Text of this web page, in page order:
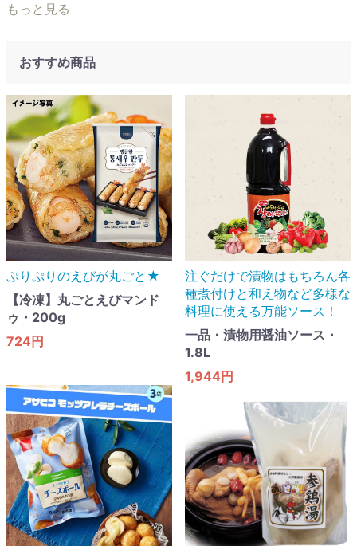
もっと見る
おすすめ商品
ぷりぷりのえびが丸ごと★
【冷凍】丸ごとえびマンド
ゥ・200g
724円
注ぐだけで漬物はもちろん各
種煮付けと和え物など多様な
料理に使える万能ソース！
一品・漬物用醤油ソース・
1.8L
1,944円